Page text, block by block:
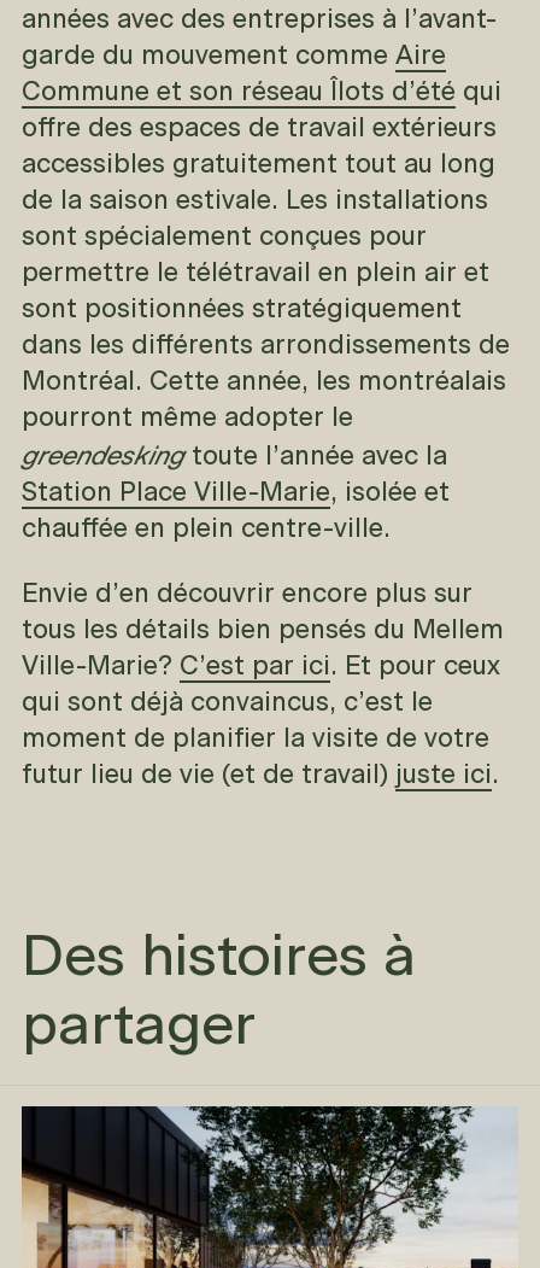
années avec des entreprises à l’avant-
garde du mouvement comme Aire
Commune et son réseau Îlots d’été qui
offre des espaces de travail extérieurs
accessibles gratuitement tout au long
de la saison estivale. Les installations
sont spécialement conçues pour
permettre le télétravail en plein air et
sont positionnées stratégiquement
dans les différents arrondissements de
Montréal. Cette année, les montréalais
pourront même adopter le
greendeskingtoute l’année avec la
Station Place Ville-Marie, isolée et
chauffée en plein centre-ville.
Envie d’en découvrir encore plus sur
tous les détails bien pensés du Mellem
Ville-Marie? C’est par ici. Et pour ceux
qui sont déjà convaincus, c’est le
moment de planifier la visite de votre
futur lieu de vie (et de travail) juste ici.
Des histoires à
partager